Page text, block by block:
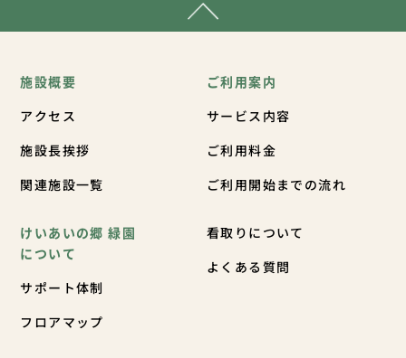
施設概要
アクセス
施設長挨拶
関連施設一覧
ご利用案内
サービス内容
ご利用料金
ご利用開始までの流れ
けいあいの郷 緑園
について
サポート体制
フロアマップ
看取りについて
よくある質問